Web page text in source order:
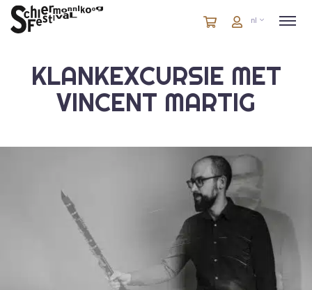
Winkelmandje
artikelen
Account
nl
KLANKEXCURSIE MET
VINCENT MARTIG